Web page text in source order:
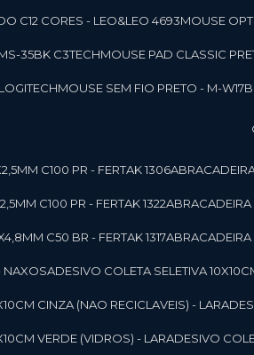
C12 CORES - LEO&LEO 4693 MOUSE
35BK C3TECH MOUSE PAD CLASSIC
MOUSE SEM FIO PRETO - M-
C100 PR - FERTAK 1306
C100 PR - FERTAK 1322
C50 BR - FERTAK 1317
NAXOS ADESIVO COLETA SELETIVA
CINZA (NAO RECICLAVEIS) - LAR
VERDE (VIDROS) - LAR ADESIVO